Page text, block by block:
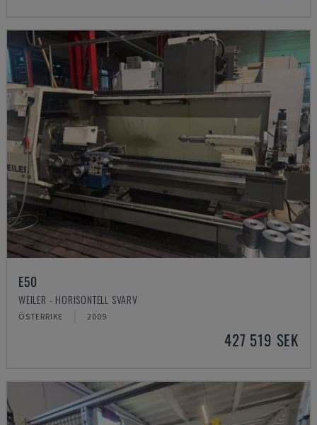
E50
WEILER - HORISONTELL SVARV
ÖSTERRIKE 2009
427 519 SEK